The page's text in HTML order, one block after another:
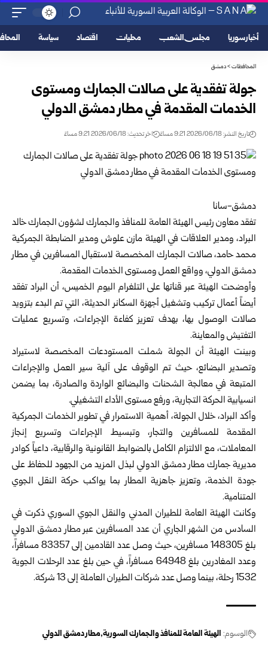
أخبار سوريا مجلس الشعب محليات اقتصاد سياسة
المحافظات>دمشق
جولة تفقدية على صالات الجمارك ومستوى
الخدمات المقدمة في مطار دمشق الدولي
تاريخ النشر: 2026/06/18 9:21 مساءً اخر تحديث: 2026/06/18 9:21 مساءً
دمشق-سانا
تفقد معاون رئيسالهيئة العامة للمنافذ والجماركلشؤون الجمارك خالد
البراد، ومدير العلاقات في الهيئة مازن علوش ومدير الضابطة الجمركية
محمد حامد، صالات الجمارك المخصصة لاستقبال المسافرين في مطار
دمشق الدولي، وواقع العمل ومستوى الخدمات المقدمة.
وأوضحت الهيئة عبر قناتها على التلغرام اليوم الخميس، أن البراد تفقد
أيضاً أعمال تركيب وتشغيل أجهزة السكانر الحديثة، التي تم البدء بتزويد
صالات الوصول بها، بهدف تعزيز كفاءة الإجراءات، وتسريع عمليات
التفتيش والمعاينة.
وبينت الهيئة أن الجولة شملت المستودعات المخصصة لاستيراد
وتصدير البضائع، حيث تم الوقوف على آلية سير العمل والإجراءات
المتبعة في معالجة الشحنات والبضائع الواردة والصادرة، بما يضمن
انسيابية الحركة التجارية، ورفع مستوى الأداء التشغيلي.
وأكد البراد، خلال الجولة، أهمية الاستمرار في تطوير الخدمات الجمركية
المقدمة للمسافرين والتجار، وتبسيط الإجراءات وتسريع إنجاز
المعاملات، مع الالتزام الكامل بالضوابط القانونية والرقابية، داعياً كوادر
مديرية جمارك مطار دمشق الدولي لبذل المزيد من الجهود للحفاظ على
جودة الخدمة، وتعزيز جاهزية المطار بما يواكب حركة النقل الجوي
المتنامية.
وكانت الهيئة العامة للطيران المدني والنقل الجوي السوري ذكرت في
السادس من الشهر الجاري أن عدد المسافرين عبر مطار دمشق الدولي
بلغ 148305 مسافرين، حيث‏ وصل عدد القادمين إلى 83357 مسافراً،
وعدد المغادرين بلغ 64948 مسافراً، في حين بلغ عدد الرحلات الجوية
1532 رحلة، بينما وصل عدد شركات الطيران العاملة إلى 13 شركة.
الوسوم: الهيئة العامة للمنافذ والجمارك السورية مطار دمشق الدولي